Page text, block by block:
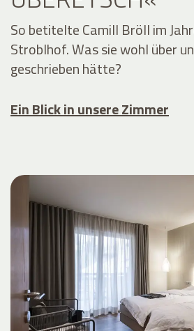
So betitelte Camill Bröll im
Stroblhof. Was sie wohl über
geschrieben hätte?
Ein Blick in unsere Zimmer